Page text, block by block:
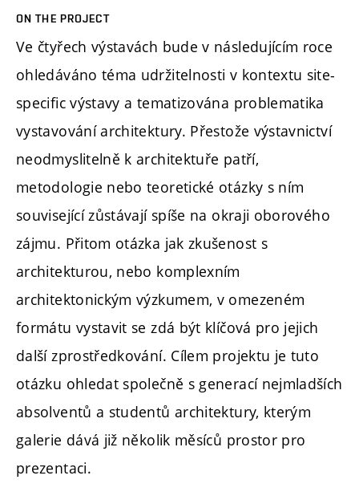
ON THE PROJECT
Ve čtyřech výstavách bude v následujícím roce
ohledáváno téma udržitelnosti v kontextu site-
specific výstavy a tematizována problematika
vystavování architektury. Přestože výstavnictví
neodmyslitelně k architektuře patří,
metodologie nebo teoretické otázky s ním
související zůstávají spíše na okraji oborového
zájmu. Přitom otázka jak zkušenost s
architekturou, nebo komplexním
architektonickým výzkumem, v omezeném
formátu vystavit se zdá být klíčová pro jejich
další zprostředkování. Cílem projektu je tuto
otázku ohledat společně s generací nejmladších
absolventů a studentů architektury, kterým
galerie dává již několik měsíců prostor pro
prezentaci.